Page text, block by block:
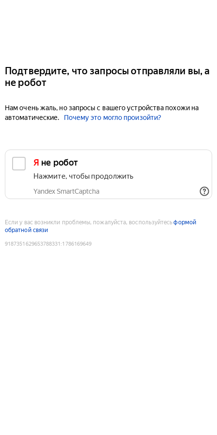
Подтвердите, что запросы отправляли вы, а
не робот
Нам очень жаль, но запросы с вашего устройства похожи на
автоматические.
Почему это могло произойти?
Я не робот
Нажмите, чтобы продолжить
Yandex SmartCaptcha
Если у вас возникли проблемы, пожалуйста, воспользуйтесьформой
обратной связи
9187351629653788331 :1786169649